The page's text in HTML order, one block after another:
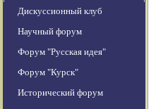
Дискуссионный клуб
Научный форум
Форум "Русская идея"
Форум "Курск"
Исторический форум